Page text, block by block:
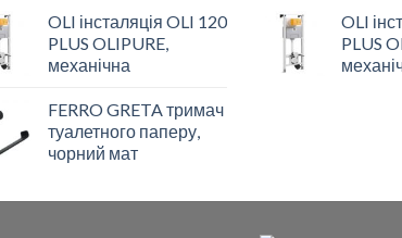
OLI інсталяція OLI 120
PLUS OLIPURE,
механічна
FERRO GRETA тримач
туалетного паперу,
чорний мат
OLI
PLUS